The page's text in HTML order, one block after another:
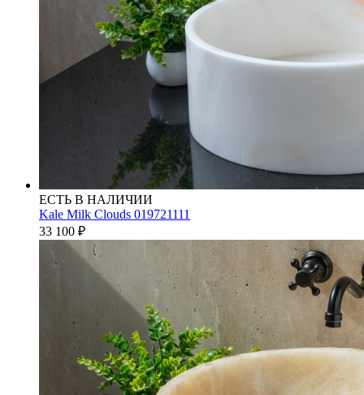
ЕСТЬ В НАЛИЧИИ
Kale Milk Clouds 019721111
33 100 ₽